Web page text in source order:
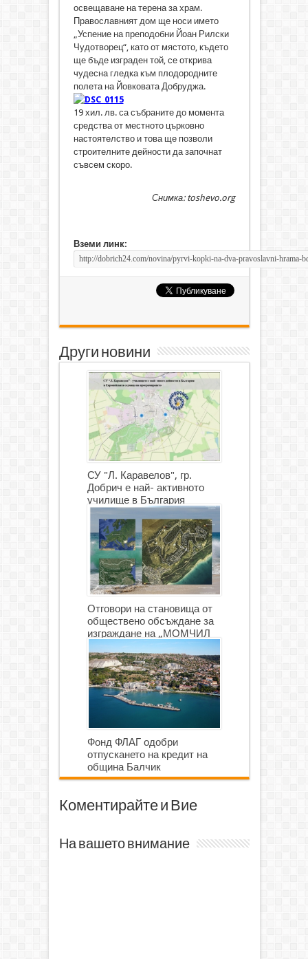
освещаване на терена за храм.
Православният дом ще носи името
„Успение на преподобни Йоан Рилски
Чудотворец“, като от мястото, където
ще бъде изграден той, се открива
чудесна гледка към плодородните
полета на Йовковата Добруджа.
19 хил. лв. са събраните до момента
средства от местното църковно
настоятелство и това ще позволи
строителните дейности да започнат
съвсем скоро.
Снимка: toshevo.org
Вземи линк:
Други новини
СУ "Л. Каравелов", гр.
Добрич е най- активното
училище в България
Отговори на становища от
обществено обсъждане за
изграждане на „МОМЧИЛ
ГОЛФ И ГОЛФ ИГРИЩЕ”
Фонд ФЛАГ одобри
отпускането на кредит на
община Балчик
Коментирайте и Вие
На вашето внимание